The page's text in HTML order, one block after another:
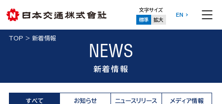
文字サイズ
標準
拡大
EN
TOP > 新着情報
NEWS
新着情報
すべて お知らせ ニュースリリース メディア情報